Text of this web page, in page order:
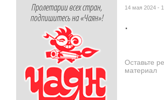
Пролетарии всех стран,
подпишитесь на «Чаян»!
14 мая 2024 -
.
Оставьте
материал